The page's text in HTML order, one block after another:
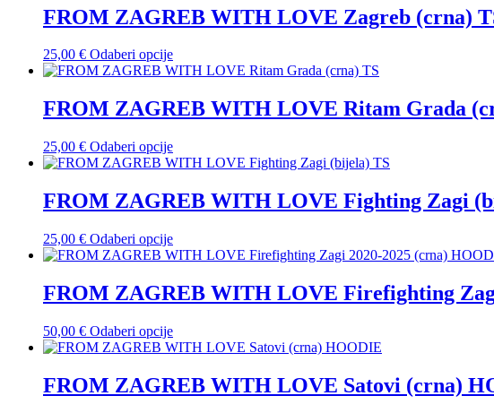
na
stranici
više
varijanti.
se
mogu
na
stranici
FROM ZAGREB WITH LOVE Zagreb (crna)
25,00 € Odaberi opcijeOvaj
proizvod
više
varijanti.
se
mogu
na
stranici
FROM ZAGREB WITH LOVE Ritam Grada
25,00 € Odaberi opcijeOvaj
proizvod
više
varijanti.
se
mogu
na
stranici
FROM ZAGREB WITH LOVE Fighting Zagi
25,00 € Odaberi opcijeOvaj
proizvod
više
varijanti.
se
mogu
na
stranici
FROM ZAGREB WITH LOVE Firefighting
50,00 € Odaberi opcijeOvaj
proizvod
više
varijanti.
FROM ZAGREB WITH LOVE Satovi (crna)